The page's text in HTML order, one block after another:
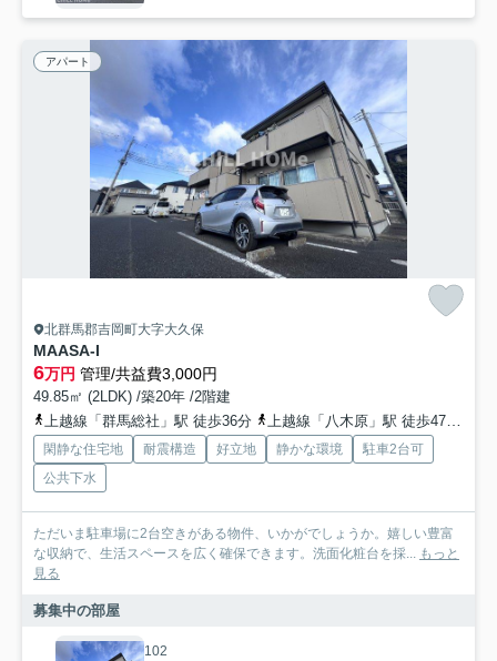
アパート
北群馬郡吉岡町大字大久保
MAASA-I
6万円 管理/共益費3,000円
49.85㎡ (2LDK) /築20年 /2階建
上越線「群馬総社」駅 徒歩36分
上越線「八木原」駅 徒歩47分
閑静な住宅地 耐震構造 好立地 静かな環境
駐車2台可
公共下水
ただいま駐車場に2台空きがある物件、いかがでしょうか。嬉しい豊富
な収納で、生活スペースを広く確保できます。洗面化粧台を採... もっと
見る
募集中の部屋
102